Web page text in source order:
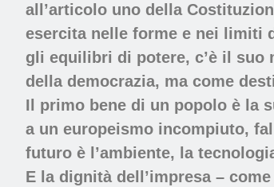
all’articolo uno della
esercita nelle forme e nei limiti
gli equilibri di potere, c’è il suo
della democrazia, ma come
Il primo bene di un popolo è la
a un europeismo incompiuto,
futuro è l’ambiente, la
E la dignità dell’impresa –